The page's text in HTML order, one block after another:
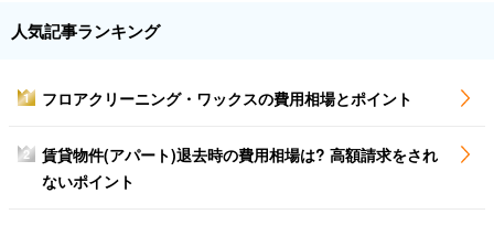
人気記事ランキング
1 フロアクリーニング・ワックスの費用相場とポイント
2
賃貸物件(アパート)退去時の費用相場は? 高額請求をされ
ないポイント